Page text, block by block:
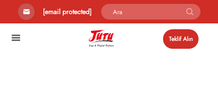
[email protected]
Teklif Alın